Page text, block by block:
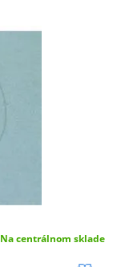
Na centrálnom sklade